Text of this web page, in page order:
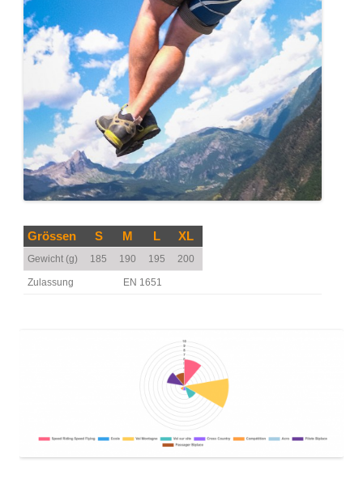
Grössen S M L XL
Gewicht (g) 185 190 195 200
Zulassung EN 1651